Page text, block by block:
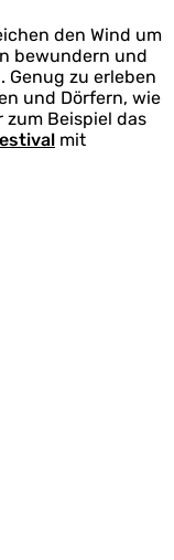
den Wind um
bewundern und
Genug zu erleben
und Dörfern, wie
zum Beispiel das
mit